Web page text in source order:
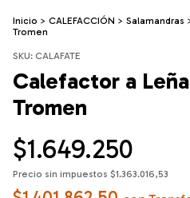
Inicio > CALEFACCIÓN > Salamandras
Tromen
SKU: CALAFATE
Calefactor a
Tromen
$1.649.250
Precio sin impuestos $1.363.016,53